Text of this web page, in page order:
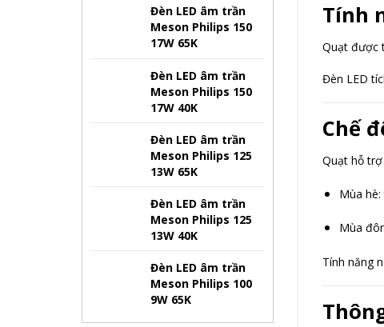
Đèn LED âm trần
Meson Philips 150
17W 65K
Đèn LED âm trần
Meson Philips 150
17W 40K
Đèn LED âm trần
Meson Philips 125
13W 65K
Đèn LED âm trần
Meson Philips 125
13W 40K
Đèn LED âm trần
Meson Philips 100
9W 65K
Tính
Quạt được
Đèn LED
Chế
Quạt hỗ
Mùa
Mùa
Tính năng